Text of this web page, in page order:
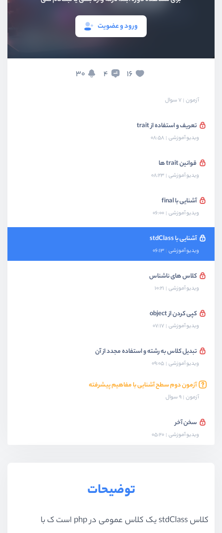
ورود و عضویت
16
4
30
آزمون 7 سوال
تعریف و استفاده از trait
ویدیو آموزشی 08:58
قوانین trait ها
ویدیو آموزشی 08:23
آشنایی با final
ویدیو آموزشی 06:00
آشنایی با stdClass
ویدیو آموزشی 06:13
کلاس های ناشناس
ویدیو آموزشی 10:21
کپی کردن از object
ویدیو آموزشی 07:17
تبدیل کلاس به رشته و استفاده مجدد از آن
ویدیو آموزشی 09:05
آزمون دوم سطح آشنایی با مفاهیم پیشرفته
آزمون 9 سوال
سخن آخر
ویدیو آموزشی 05:20
توضیحات
کلاس stdClass یک کلاس عمومی در php است ک با